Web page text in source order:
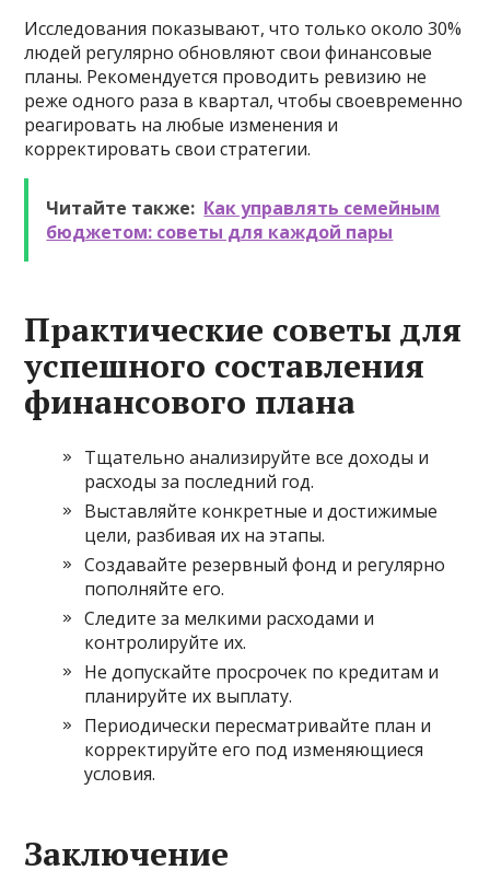
Исследования показывают, что только около 30%
людей регулярно обновляют свои финансовые
планы. Рекомендуется проводить ревизию не
реже одного раза в квартал, чтобы своевременно
реагировать на любые изменения и
корректировать свои стратегии.
Читайте также: Как управлять семейным
бюджетом: советы для каждой пары
Практические советы для
успешного составления
финансового плана
Тщательно анализируйте все доходы и
расходы за последний год.
Выставляйте конкретные и достижимые
цели, разбивая их на этапы.
Создавайте резервный фонд и регулярно
пополняйте его.
Следите за мелкими расходами и
контролируйте их.
Не допускайте просрочек по кредитам и
планируйте их выплату.
Периодически пересматривайте план и
корректируйте его под изменяющиеся
условия.
Заключение